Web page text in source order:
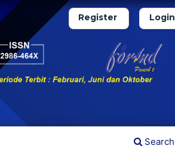
Search
Register Login